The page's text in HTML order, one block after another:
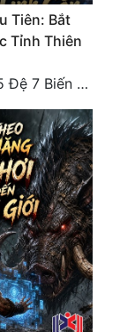
Tiên: Bắt
Tỉnh Thiên
Chương 875 Đệ 7 Biến Thánh Long Biến!